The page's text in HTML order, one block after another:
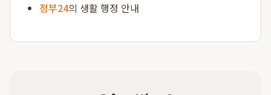
정부24의 생활 행정 안내